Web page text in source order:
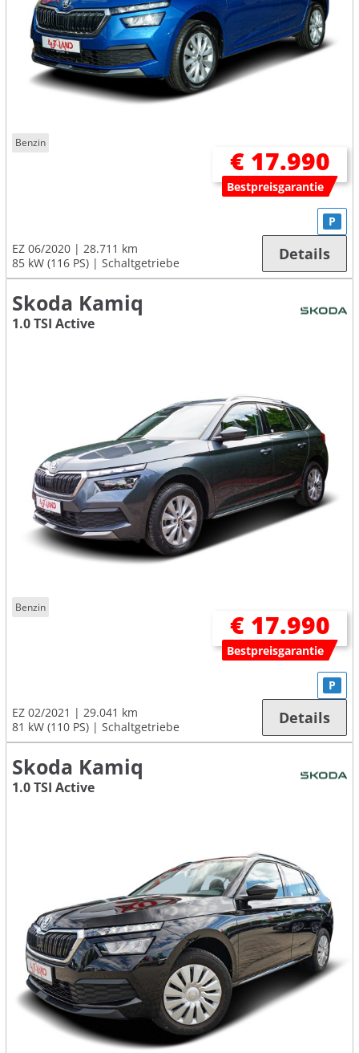
Benzin
€ 17.990
Bestpreisgarantie
EZ 06/2020
28.711 km
85 kW (116 PS)
Schaltgetriebe
P
Details
Skoda Kamiq
1.0 TSI Active
Benzin
€ 17.990
Bestpreisgarantie
EZ 02/2021
29.041 km
81 kW (110 PS)
Schaltgetriebe
P
Details
Skoda Kamiq
1.0 TSI Active